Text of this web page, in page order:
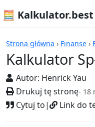
🧮 Kalkulator.best
Strona główna › Finanse ›
Kalkulator
Autor: Henrick Yau
Drukuj tę stronę- 18
Cytuj to| Link do
Kalkulatory